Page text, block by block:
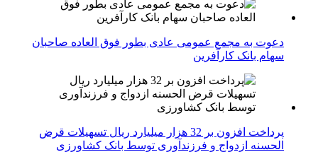
دعوت به مجمع عمومی عادی بطور فوق العاده صاحبان
سهام بانک کارآفرین
پرداخت افزون بر 32 هزار میلیارد ریال تسهیلات قرض
الحسنه ازدواج و فرزندآوری توسط بانک کشاورزی